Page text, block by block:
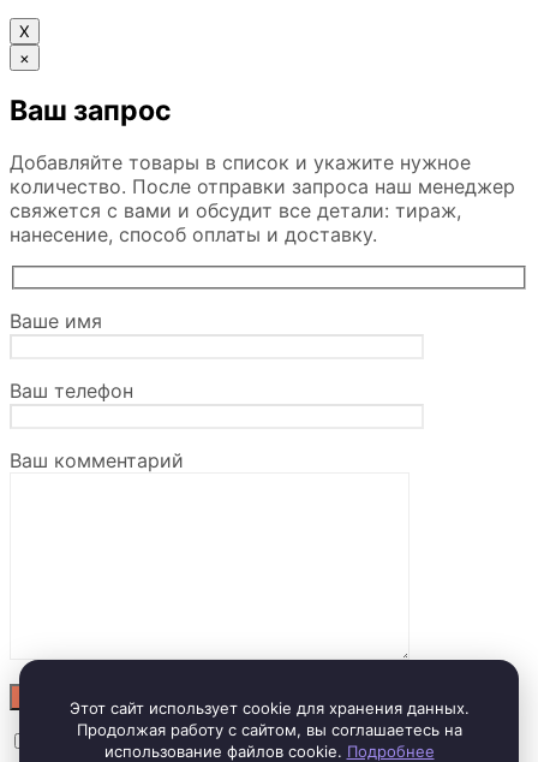
Х
×
Ваш запрос
Добавляйте товары в список и укажите нужное
количество. После отправки запроса наш менеджер
свяжется с вами и обсудит все детали: тираж,
нанесение, способ оплаты и доставку.
Ваше имя
Ваш телефон
Ваш комментарий
Отправляя заявку, вы соглашаетесь сполитикой
Этот сайт использует cookie для хранения данных.
Продолжая работу с сайтом, вы соглашаетесь на
использование файлов cookie. Подробнее